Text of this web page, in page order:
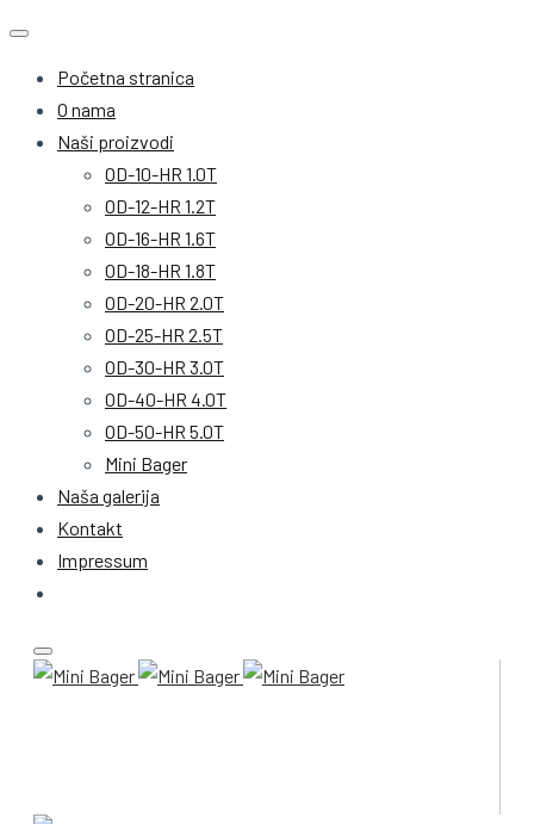
Početna stranica
O nama
Naši proizvodi
OD-10-HR 1.0T
OD-12-HR 1.2T
OD-16-HR 1.6T
OD-18-HR 1.8T
OD-20-HR 2.0T
OD-25-HR 2.5T
OD-30-HR 3.0T
OD-40-HR 4.0T
OD-50-HR 5.0T
Mini Bager
Naša galerija
Kontakt
Impressum